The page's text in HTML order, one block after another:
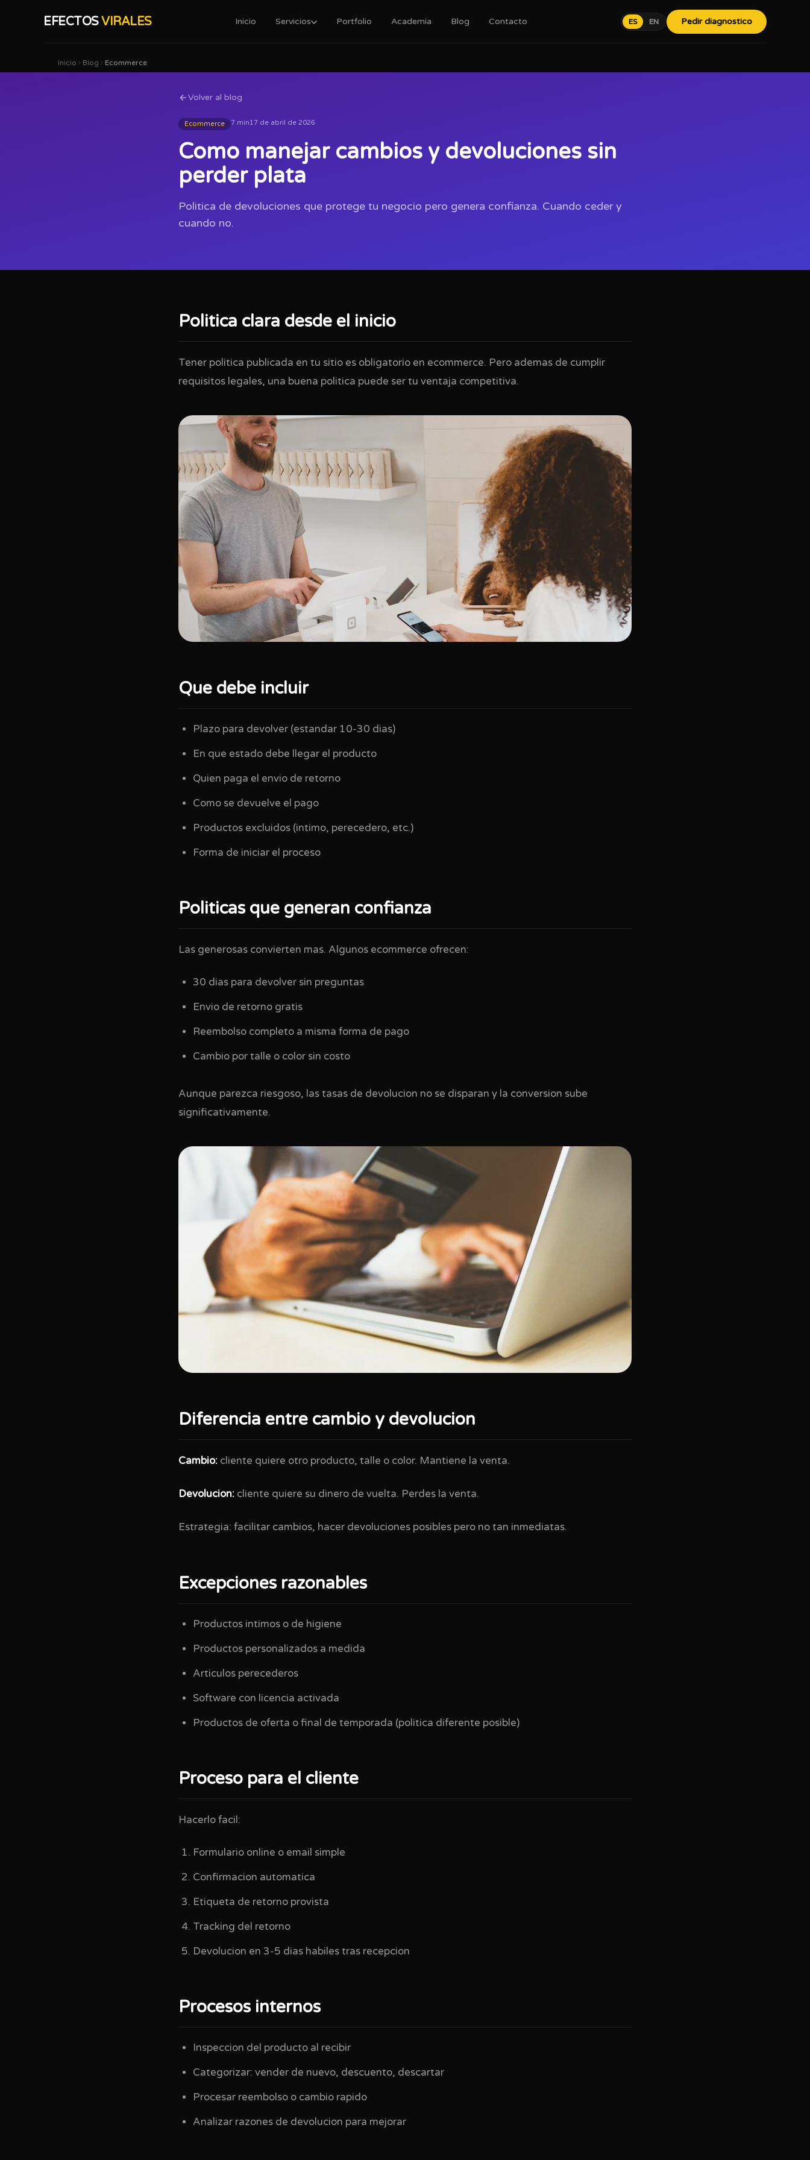
EFECTOSVIRALES Inicio Servicios Portfolio Academia Blog Contacto ES EN Pedir diagnostico
Inicio Blog Ecommerce
Volver al blog
Ecommerce 7 min17 de abril de 2026
Como manejar cambios y devoluciones sin
perder plata
Politica de devoluciones que protege tu negocio pero genera confianza. Cuando ceder y
cuando no.
Politica clara desde el inicio
Tener politica publicada en tu sitio es obligatorio en ecommerce. Pero ademas de cumplir
requisitos legales, una buena politica puede ser tu ventaja competitiva.
Que debe incluir
Plazo para devolver (estandar 10-30 dias)
En que estado debe llegar el producto
Quien paga el envio de retorno
Como se devuelve el pago
Productos excluidos (intimo, perecedero, etc.)
Forma de iniciar el proceso
Politicas que generan confianza
Las generosas convierten mas. Algunos ecommerce ofrecen:
30 dias para devolver sin preguntas
Envio de retorno gratis
Reembolso completo a misma forma de pago
Cambio por talle o color sin costo
Aunque parezca riesgoso, las tasas de devolucion no se disparan y la conversion sube
significativamente.
Diferencia entre cambio y devolucion
Cambio: cliente quiere otro producto, talle o color. Mantiene la venta.
Devolucion: cliente quiere su dinero de vuelta. Perdes la venta.
Estrategia: facilitar cambios, hacer devoluciones posibles pero no tan inmediatas.
Excepciones razonables
Productos intimos o de higiene
Productos personalizados a medida
Articulos perecederos
Software con licencia activada
Productos de oferta o final de temporada (politica diferente posible)
Proceso para el cliente
Hacerlo facil:
Formulario online o email simple
Confirmacion automatica
Etiqueta de retorno provista
Tracking del retorno
Devolucion en 3-5 dias habiles tras recepcion
Procesos internos
Inspeccion del producto al recibir
Categorizar: vender de nuevo, descuento, descartar
Procesar reembolso o cambio rapido
Analizar razones de devolucion para mejorar